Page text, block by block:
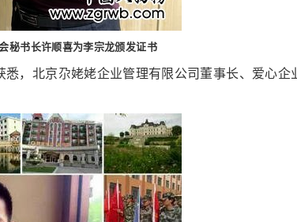
秘书长许顺喜为李宗龙颁发证书
，北京尕姥姥企业管理有限公司董事长、爱心企